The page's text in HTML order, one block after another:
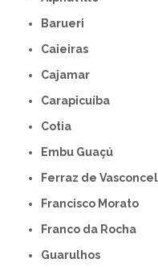
Barueri
Caieiras
Cajamar
Carapicuíba
Cotia
Embu Guaçú
Ferraz de
Francisco Morato
Franco da Rocha
Guarulhos